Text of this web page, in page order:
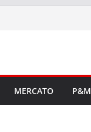
MERCATO P&M